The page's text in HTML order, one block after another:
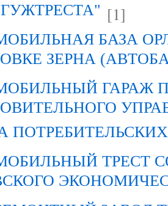
[1]
БАЗА
ЗЕРНА
ГАРАЖ
ТРЕСТ